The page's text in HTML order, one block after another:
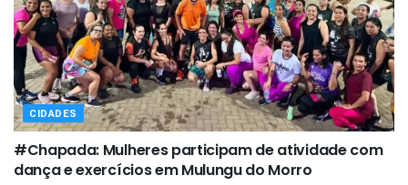
CIDADES
#Chapada: Mulheres participam de atividade com
dança e exercícios em Mulungu do Morro